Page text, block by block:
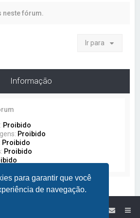
para garantir que você
de navegação.
neste fórum.
Ir para
Informação
Proibido
Proibido
Proibido
Proibido